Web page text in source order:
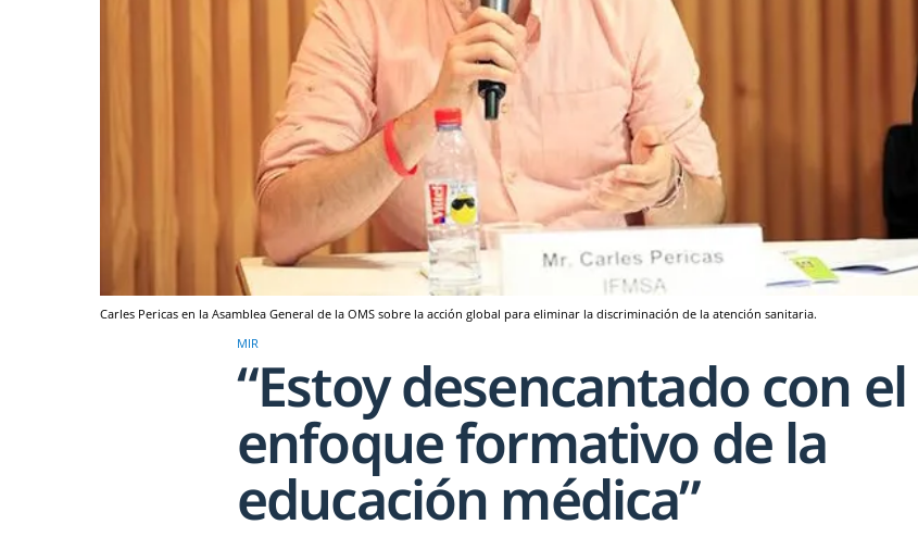
Carles Pericas en la Asamblea General de la OMS sobre la acción global para eliminar la discriminación de la atención sanitaria.
MIR
“Estoy desencantado con el
enfoque formativo de la
educación médica”